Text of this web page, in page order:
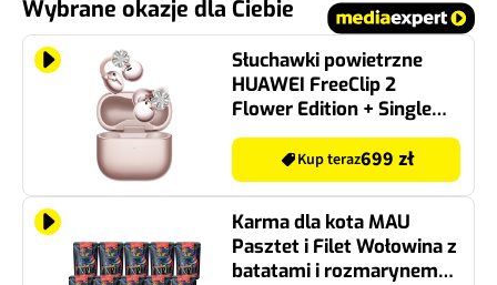
Wybrane okazje dla Ciebie
Słuchawki powietrzne
HUAWEI FreeClip 2
Flower Edition + Single
Flower Różowe złoto
Kup teraz699 zł
Karma dla kota MAU
Pasztet i Filet Wołowina z
batatami i rozmarynem